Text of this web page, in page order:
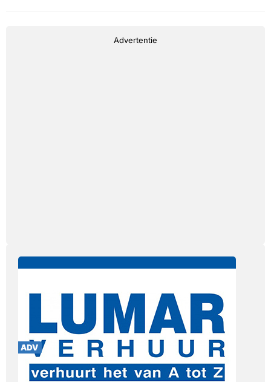
Advertentie